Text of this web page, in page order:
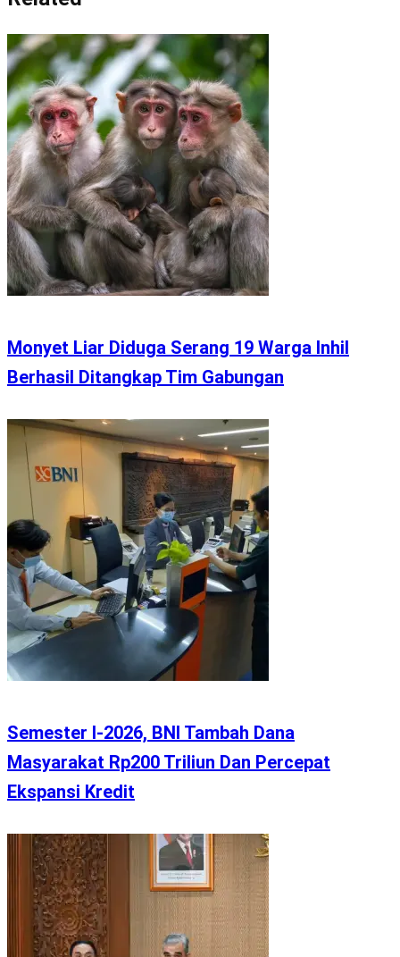
Monyet Liar Diduga Serang 19 Warga Inhil
Berhasil Ditangkap Tim Gabungan
Semester I-2026, BNI Tambah Dana
Masyarakat Rp200 Triliun Dan Percepat
Ekspansi Kredit